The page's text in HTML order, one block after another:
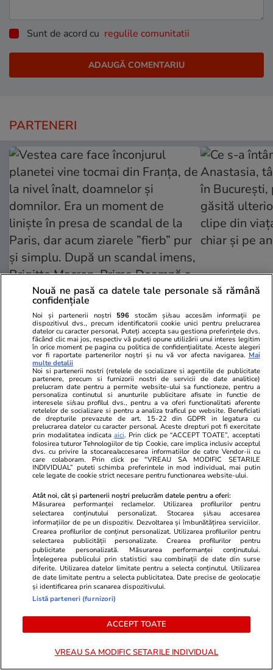
Sunt de acord cu regulile comunitatii
PARTENERI
Viva.ro
Vestea care face înconjurul
planetei vine tocmai din Franța,
de la nivel înalt, doamnelor și
domnilor. Era un moment de
liniște în presa de scandal de la
Paris, dar acum ziarele ”fierb” pur
și simplu. După un scandal imens,
Brigitte Macron, Prima Doamnă a
Franței, a făcut anunțul bombă
Unica.ro
Anastasia,
în
găsită
clipe din
chiar și pe
GSP
GSP.RO
Iată DOSARUL COMPLET de la
informatorul „Mircea Crișan”: „Voi
GSP.RO
Incident
mult decât
Nouă ne pasă ca datele tale personale să rămână
confidențiale
Noi și partenerii noștri 596 stocăm și/sau accesăm informații pe
dispozitivul dvs., precum identificatorii cookie unici pentru prelucrarea
datelor cu caracter personal. Puteți accepta sau gestiona preferințele dvs.
făcând clic mai jos, respectiv vă puteți opune utilizării unui interes legitim
în orice moment pe pagina cu politica de confidențialitate. Aceste alegeri
vor fi raportate partenerilor noștri și nu vă vor afecta navigarea. Mai
multe detalii
Noi si partenerii nostri (retelele de socializare si agentiile de publicitate
partenere, precum si furnizorii nostri de servicii de date analitice)
prelucram date pentru a permite website-ului sa functioneze, pentru a
personaliza continutul si anunturile publicitare afisate in functie de
interesele si/sau profilul dvs., pentru a va oferi functionalitati aferente
retelelor de socializare si pentru a analiza traficul pe website. Beneficiati
de drepturile prevazute de art. 15-22 din GDPR in legatura cu
prelucrarea datelor cu caracter personal. Aceste drepturi pot fi exercitate
prin modalitatea indicataaici. Prin click pe “ACCEPT TOATE”, acceptati
folosirea tuturor Tehnologiilor de tip Cookie, care implica inclusiv acceptul
dvs. cu privire la stocarea/accesarea informatiilor de catre Vendor-ii cu
care colaboram. Prin click pe “VREAU SA MODIFIC SETARILE
INDIVIDUAL” puteti schimba preferintele in mod individual, mai putin
cele legate de cookie strict necesare pentru functionarea website-ului.
Atât noi, cât și partenerii noștri prelucrăm datele pentru a oferi:
Măsurarea performanței reclamelor. Utilizarea profilurilor pentru
selectarea conținutului personalizat. Stocarea și/sau accesarea
informațiilor de pe un dispozitiv. Dezvoltarea și îmbunătățirea serviciilor.
Crearea profilurilor de conținut personalizat. Utilizarea profilurilor pentru
selectarea publicității personalizate. Crearea profilurilor pentru
publicitate personalizată. Măsurarea performanței conținutului.
Înțelegerea publicului prin statistici sau combinații de date din surse
diferite. Utilizarea datelor limitate pentru a selecta conținutul. Utilizarea
de date limitate pentru a selecta publicitatea. Date precise de geolocație
și identificarea prin scanarea dispozitivului.
Listă parteneri (furnizori)
ACCEPT TOATE
VREAU SA MODIFIC SETARILE INDIVIDUAL